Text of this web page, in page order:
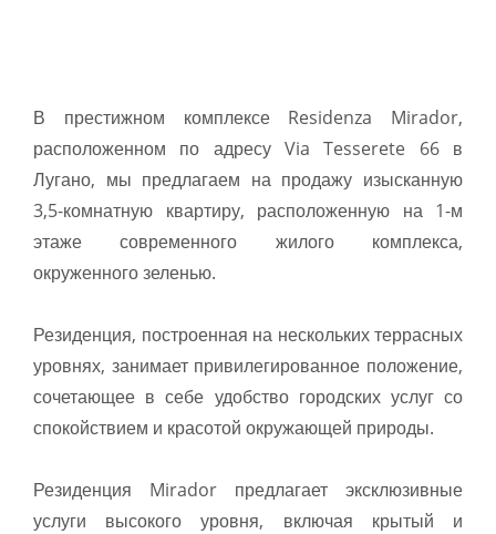
В престижном комплексе Residenza Mirador,
расположенном по адресу Via Tesserete 66 в
Лугано, мы предлагаем на продажу изысканную
3,5-комнатную квартиру, расположенную на 1-м
этаже современного жилого комплекса,
окруженного зеленью.
Резиденция, построенная на нескольких террасных
уровнях, занимает привилегированное положение,
сочетающее в себе удобство городских услуг со
спокойствием и красотой окружающей природы.
Резиденция Mirador предлагает эксклюзивные
услуги высокого уровня, включая крытый и